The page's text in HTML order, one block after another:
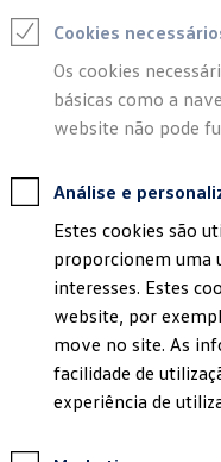
Cookies
Os cookies
básicas como a
website não pode
Análise e
Estes cookies são
proporcionem uma
interesses. Estes
website, por
move no site. As
facilidade de
experiência de
Colectiva 502 616 695,
doravante referenciada
técnica do evento a cargo
Pessoa Coletiva
São Domingos de Rana,
02. Data/hora/local
VolkswagenRun realiza-
partidas e chegadas na
de 2 (duas) horas.